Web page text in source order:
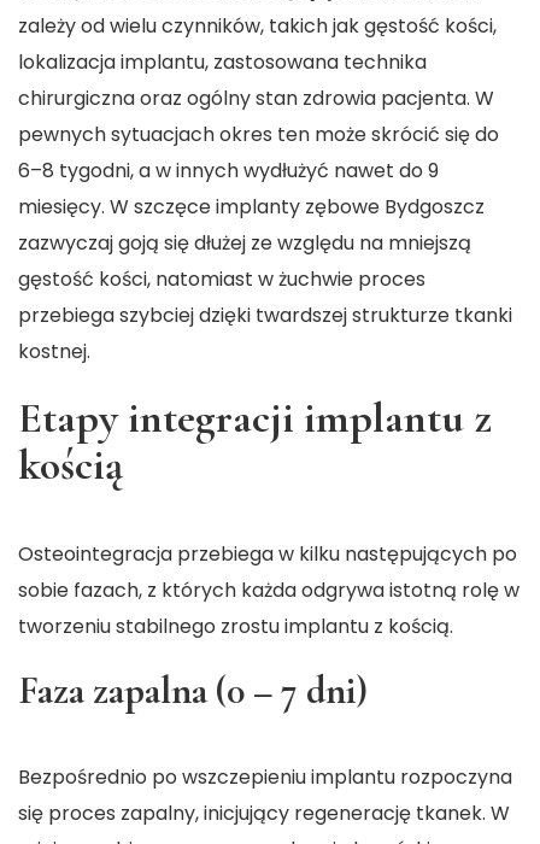
zależy od wielu czynników, takich jak gęstość kości,
lokalizacja implantu, zastosowana technika
chirurgiczna oraz ogólny stan zdrowia pacjenta. W
pewnych sytuacjach okres ten może skrócić się do
6–8 tygodni, a w innych wydłużyć nawet do 9
miesięcy. W szczęceimplanty zębowe Bydgoszcz
zazwyczaj goją się dłużej ze względu na mniejszą
gęstość kości, natomiast w żuchwie proces
przebiega szybciej dzięki twardszej strukturze tkanki
kostnej.
Etapy integracji implantu z
kością
Osteointegracja przebiega w kilku następujących po
sobie fazach, z których każda odgrywa istotną rolę w
tworzeniu stabilnego zrostu implantu z kością.
Faza zapalna (0 – 7 dni)
Bezpośrednio po wszczepieniu implantu rozpoczyna
się proces zapalny, inicjujący regenerację tkanek. W